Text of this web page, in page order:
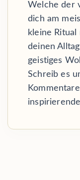
Welche der
dich am
kleine
deinen
geistiges
Schreib es